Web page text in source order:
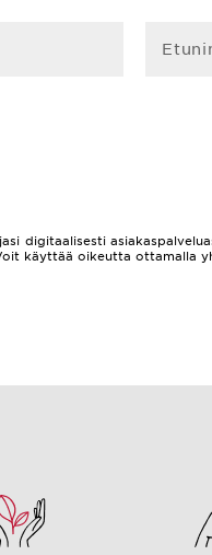
digitaalisesti
käyttää oikeutta ottamalla